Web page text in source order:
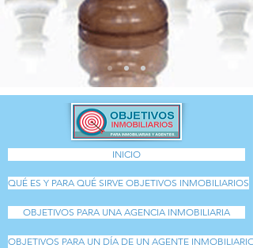
INICIO
QUÉ ES Y PARA QUÉ SIRVE OBJETIVOS INMOBILIARIOS
OBJETIVOS PARA UNA AGENCIA INMOBILIARIA
OBJETIVOS PARA UN DÍA DE UN AGENTE INMOBILIARIO